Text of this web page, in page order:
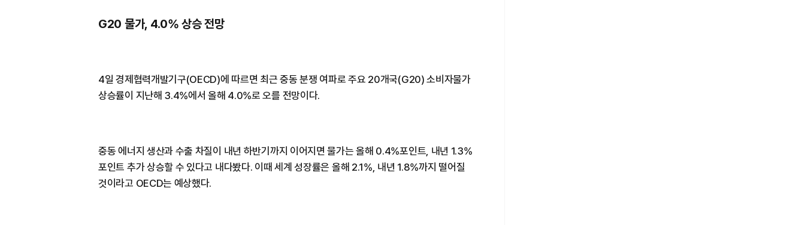
G20 물가, 4.0% 상승 전망
4일 경제협력개발기구(OECD)에 따르면 최근 중동 분쟁 여파로 주요 20개국(G20) 소비자물가
상승률이 지난해 3.4%에서 올해 4.0%로 오를 전망이다.
중동 에너지 생산과 수출 차질이 내년 하반기까지 이어지면 물가는 올해 0.4%포인트, 내년 1.3%
포인트 추가 상승할 수 있다고 내다봤다. 이때 세계 성장률은 올해 2.1%, 내년 1.8%까지 떨어질
것이라고 OECD는 예상했다.